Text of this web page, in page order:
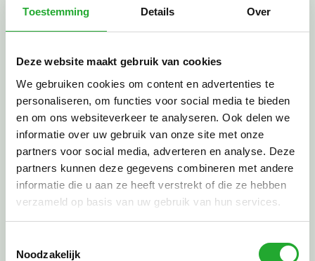
Toestemming Details Over
Deze website maakt gebruik van cookies
We gebruiken cookies om content en advertenties te
personaliseren, om functies voor social media te bieden
en om ons websiteverkeer te analyseren. Ook delen we
informatie over uw gebruik van onze site met onze
partners voor social media, adverteren en analyse. Deze
partners kunnen deze gegevens combineren met andere
informatie die u aan ze heeft verstrekt of die ze hebben
verzameld op basis van uw gebruik van hun services.
Noodzakelijk
+31 (0)168 44 29 06